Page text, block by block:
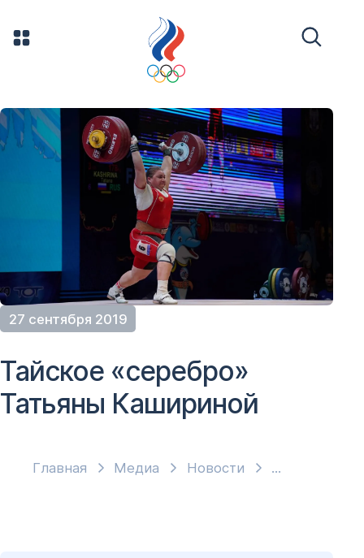
27 сентября 2019
Главная Медиа Новости
Тайское «серебро»
Татьяны Кашириной